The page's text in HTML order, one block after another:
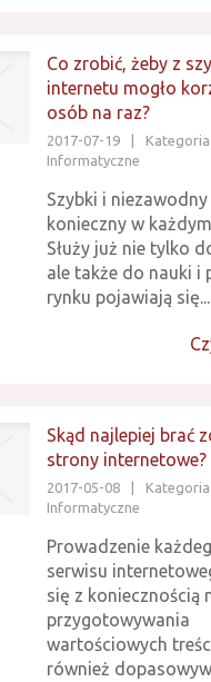
Co zrobić, żeby z
internetu mogło
osób na raz?
2017-07-19
Informatyczne
Szybki i
konieczny w
Służy już nie tylko
ale także do nauki i
rynku pojawiają się...
Skąd najlepiej brać
strony internetowe?
2017-05-08
Informatyczne
Prowadzenie
serwisu
się z koniecznością
przygotowywania
wartościowych
również